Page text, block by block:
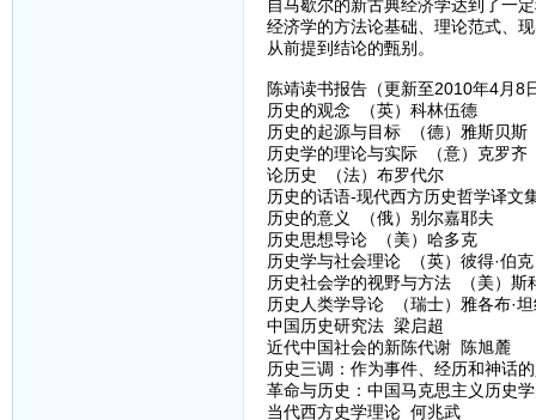
自马歇尔的新古典经济学达到了一
经济学的方法论基础、理论范式、
从前提到结论的甄别。
陈靖读书报告（更新至2010年4月8
历史的观念 （英）科林伍德
历史的起源与目标 （德）雅斯贝斯
历史学的理论与实际 （意）克罗齐
论历史 （法）布罗代尔
历史的话语-现代西方历史哲学译文
历史的意义 （俄）别尔嘉耶夫
历史思想导论 （美）哈多克
历史学与社会理论 （英）彼得·伯克
历史社会学的视野与方法 （美）斯
历史人类学导论 （瑞士）雅各布·
中国历史研究法 梁启超
近代中国社会的新陈代谢 陈旭麓
历史三调：作为事件、经历和神话
革命与历史：中国马克思主义历史
当代西方史学理论 何兆武